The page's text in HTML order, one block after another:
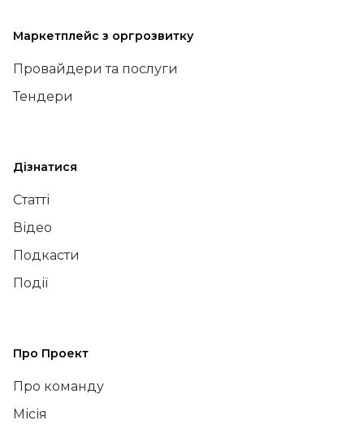
Маркетплейс з оргрозвитку
Провайдери та послуги
Тендери
Дізнатися
Статті
Відео
Подкасти
Події
Про Проект
Про команду
Місія